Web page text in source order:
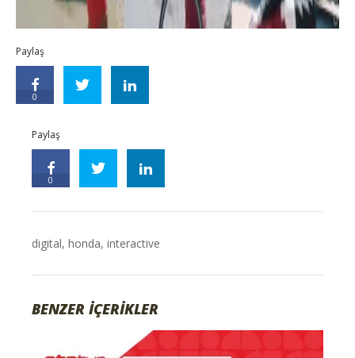
Paylaş
0
Paylaş
0
digital,honda,interactive
BENZER İÇERİKLER